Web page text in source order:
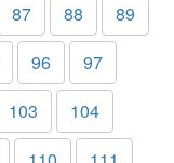
87 88
89
96
97
103
104